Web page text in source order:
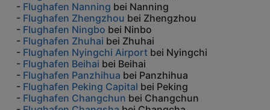
- Flughafen Nanning bei Nanning
- Flughafen Zhengzhou bei Zhengzhou
- Flughafen Ningbo bei Ninbo
- Flughafen Zhuhai bei Zhuhai
- Flughafen Nyingchi Airport bei Nyingchi
- Flughafen Beihai bei Beihai
- Flughafen Panzhihua bei Panzhihua
- Flughafen Peking Capital bei Peking
- Flughafen Changchun bei Changchun